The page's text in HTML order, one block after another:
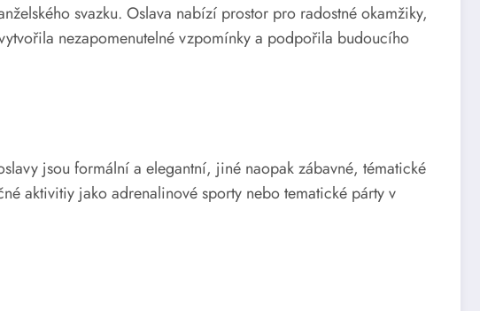
svazku. Oslava nabízí prostor pro radostné okamžiky,
nezapomenutelné vzpomínky a podpořila budoucího
jsou formální a elegantní, jiné naopak zábavné, tématické
aktivitiy jako adrenalinové sporty nebo tematické párty v